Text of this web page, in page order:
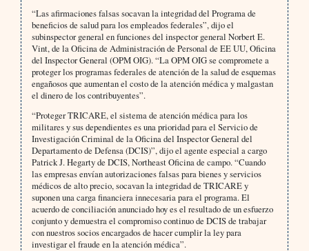
“Las afirmaciones falsas socavan la integridad del Programa de
beneficios de salud para los empleados federales”, dijo el
subinspector general en funciones del inspector general Norbert E.
Vint, de la Oficina de Administración de Personal de EE UU, Oficina
del Inspector General (OPM OIG). “La OPM OIG se compromete a
proteger los programas federales de atención de la salud de esquemas
engañosos que aumentan el costo de la atención médica y malgastan
el dinero de los contribuyentes”.
“Proteger TRICARE, el sistema de atención médica para los
militares y sus dependientes es una prioridad para el Servicio de
Investigación Criminal de la Oficina del Inspector General del
Departamento de Defensa (DCIS)”, dijo el agente especial a cargo
Patrick J. Hegarty de DCIS, Northeast Oficina de campo. “Cuando
las empresas envían autorizaciones falsas para bienes y servicios
médicos de alto precio, socavan la integridad de TRICARE y
suponen una carga financiera innecesaria para el programa. El
acuerdo de conciliación anunciado hoy es el resultado de un esfuerzo
conjunto y demuestra el compromiso continuo de DCIS de trabajar
con nuestros socios encargados de hacer cumplir la ley para
investigar el fraude en la atención médica”.